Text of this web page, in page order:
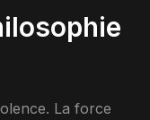
La force